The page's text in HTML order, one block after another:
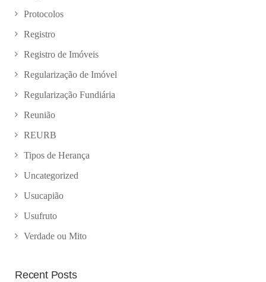
Protocolos
Registro
Registro de Imóveis
Regularização de Imóvel
Regularização Fundiária
Reunião
REURB
Tipos de Herança
Uncategorized
Usucapião
Usufruto
Verdade ou Mito
Recent Posts